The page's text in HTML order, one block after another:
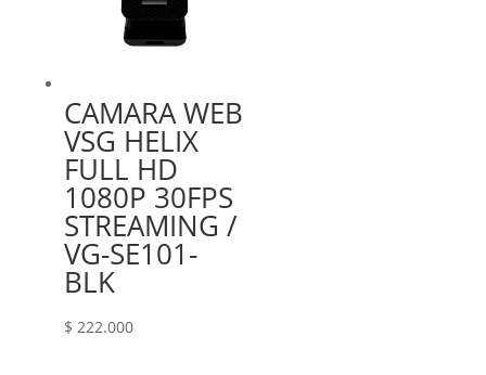
CAMARA WEB
VSG HELIX
FULL HD
1080P 30FPS
STREAMING /
VG-SE101-
BLK
$ 222.000